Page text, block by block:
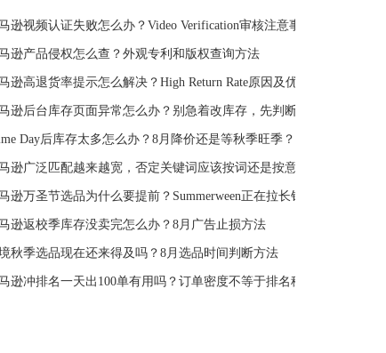
逊视频认证失败怎么办？Video Verification审核注意事项
逊产品侵权怎么查？外观专利和版权查询方法
逊高退货率提示怎么解决？High Return Rate原因及优化方法
逊后台库存页面异常怎么办？别急着改库存，先判断是不是系统故障
Day后库存太多怎么办？8月降价还是等秋季旺季？
逊广泛匹配越来越宽，否定关键词应该按词还是按意图？
逊万圣节选品为什么要提前？Summerween正在拉长销售周期
逊返校季库存没卖完怎么办？8月广告止损方法
秋季选品现在还来得及吗？8月选品时间判断方法
逊冲排名一天出100单有用吗？订单密度不等于排名稳定